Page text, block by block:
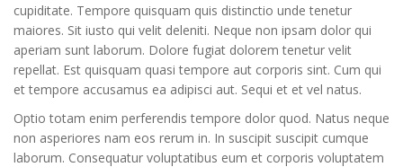
cupiditate. Tempore quisquam quis distinctio unde tenetur
maiores. Sit iusto qui velit deleniti. Neque non ipsam dolor qui
aperiam sunt laborum. Dolore fugiat dolorem tenetur velit
repellat. Est quisquam quasi tempore aut corporis sint. Cum qui
et tempore accusamus ea adipisci aut. Sequi et et vel natus.
Optio totam enim perferendis tempore dolor quod. Natus neque
non asperiores nam eos rerum in. In suscipit suscipit cumque
laborum. Consequatur voluptatibus eum et corporis voluptatem